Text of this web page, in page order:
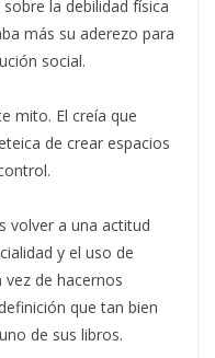
la debilidad física
más su aderezo para
social.
mito. El creía que
de crear espacios
volver a una actitud
y el uso de
de hacernos
que tan bien
de sus libros.